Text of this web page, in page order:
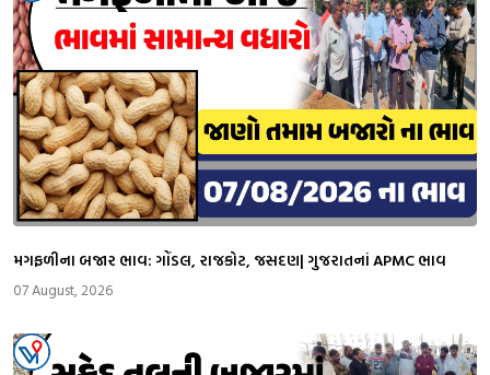
મગફળીના બજાર ભાવ: ગોંડલ, રાજકોટ, જસદણ| ગુજરાતનાં APMC ભાવ
07 August, 2026